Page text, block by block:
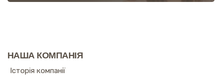
НАША КОМПАНІЯ
Історія компанії